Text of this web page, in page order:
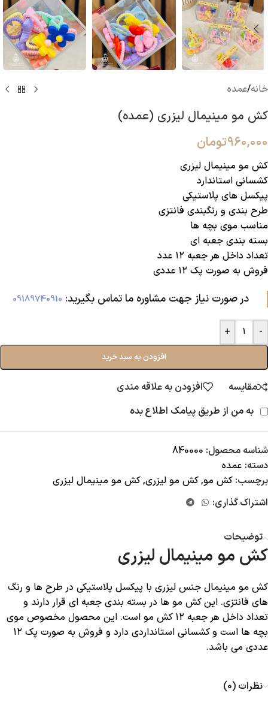
خانه/عمده
کش مو مینیمال لیزری (عمده)
۹۶۰,۰۰۰تومان
کش مو مینیمال لیزری
کشسانی استاندارد
پیکسل های پلاستیکی
طرح بندی و رنگبندی فانتزی
مناسب موی بچه ها
بسته بندی جعبه ای
تعداد داخل هر جعبه ۱۲ عدد
فروش به صورت پک ۱۲ عددی
در صورت نیاز جهت مشاوره ما تماس بگیرید:‌ 09189740910
-
+
افزودن به سبد خرید
مقایسه
افزودن به علاقه مندی
به من از طریق پیامک اطلاع بده
شناسه محصول: 840000
دسته: عمده
برچسب: کش مو,کش مو لیزری,کش مو مینیمال لیزری
اشتراک گذاری:
توضیحات
کش مو مینیمال لیزری
کش مو مینیمال جنس لیزری با پیکسل پلاستیکی در طرح ها و رنگ
های فانتزی. این کش مو ها در بسته بندی جعبه ای قرار دارند و
تعداد داخل هر جعبه ۱۲ کش مو است. این محصول مخصوص موی
بچه ها است و کشسانی استانداردی دارد و فروش به صورت پک ۱۲
عددی می باشد.
نظرات (0)